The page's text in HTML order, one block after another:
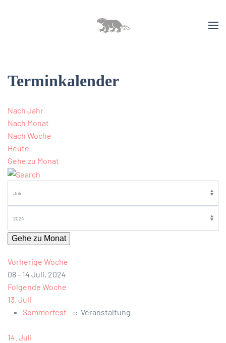
Terminkalender
Nach Jahr
Nach Monat
Nach Woche
Heute
Gehe zu Monat
Gehe zu Monat
Vorherige Woche
08 - 14 Juli, 2024
Folgende Woche
13. Juli
Sommerfest
:: Veranstaltung
14. Juli